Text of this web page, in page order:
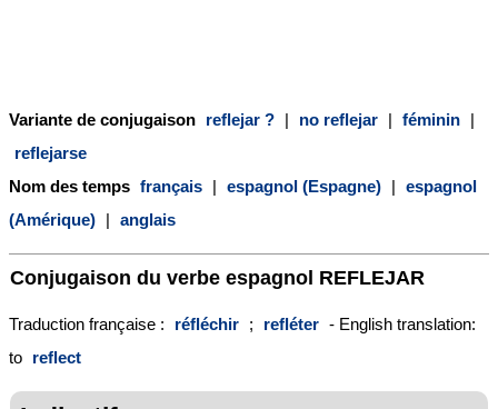
Variante de conjugaison reflejar ? | no reflejar | féminin |
reflejarse
Nom des temps français | espagnol (Espagne) | espagnol
(Amérique) | anglais
Conjugaison du verbe espagnol REFLEJAR
Traduction française : réfléchir ; refléter - English translation:
to reflect